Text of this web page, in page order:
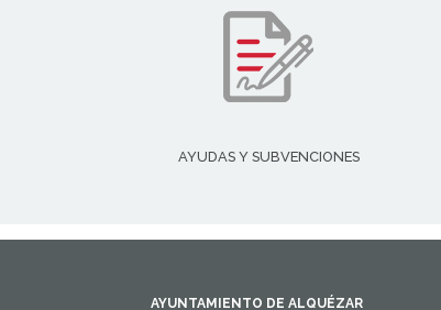
AYUDAS Y SUBVENCIONES
AYUNTAMIENTO DE ALQUÉZAR